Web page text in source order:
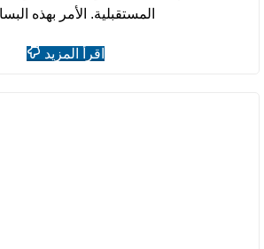
المستقبلية. الأمر بهذه
اقرأ المزيد